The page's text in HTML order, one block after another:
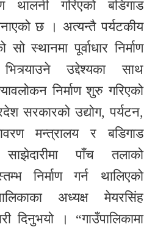
थालनी गरिएको बडिगाड
छ । अत्यन्तै पर्यटकीय
सो स्थानमा पूर्वाधार निर्माण
उद्देश्यका साथ
निर्माण शुरु गरिएको
सरकारको उद्योग, पर्यटन,
मन्त्रालय र बडिगाड
साझेदारीमा पाँच तलाको
निर्माण गर्न थालिएको
अध्यक्ष मेयरसिंह
दिनुभयो । “गाउँपालिकामा